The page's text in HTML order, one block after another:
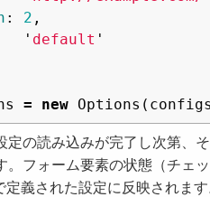
: 2 ,
' default '
= new Options ( configs
定の読み込みが完了し次第、
。フォーム要素の状態（チェ
定義された設定に反映されます